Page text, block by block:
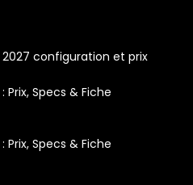
configuration et prix
Specs & Fiche
Specs & Fiche